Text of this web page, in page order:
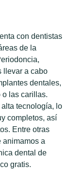
con dentistas
de la
llevar a cabo
dentales,
o las carillas.
tecnología, lo
completos, así
Entre otras
animamos a
dental de
gratis.